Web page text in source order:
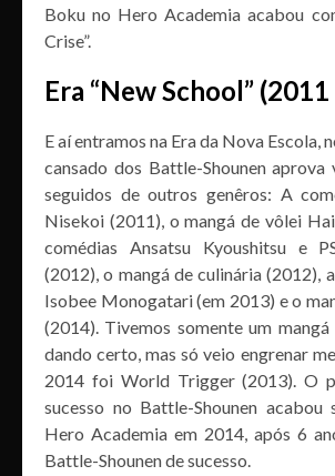
Boku no Hero Academia acabou
Crise”.
Era “New School”
E aí entramos na Era da Nova Escola,
cansado dos Battle-Shounen aprova
seguidos de outros genêros: A
Nisekoi (2011), o mangá de vôlei
comédias Ansatsu Kyoushitsu e
(2012), o mangá de culinária (2012),
Isobee Monogatari (em 2013) e o
(2014). Tivemos somente um mangá
dando certo, mas só veio engrenar
2014 foi World Trigger (2013). O
sucesso no Battle-Shounen acabou
Hero Academia em 2014, após 6
Battle-Shounen de sucesso.